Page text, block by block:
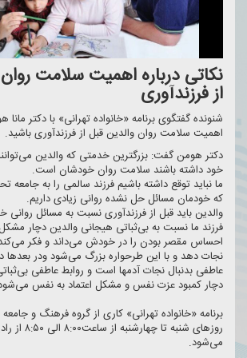
نكاتی درباره اهمیت سلامت
از فرزندآوری
شنونده گفتگوی برنامه «خانواده تهرانی» با دكتر
اهمیت سلامت روان والدین قبل از فرزند‌آوری باشید.
دكتر هومن گفت: بزرگترین خدمتی كه والدین
خود داشته باشند سلامت روان خودشان است.
ما نباید توقع داشته باشیم فرزند سالمی را به جامعه
كه خودمان مسائل حل نشده روانی زیادی داریم.
والدین باید قبل از فرزند‌آوری نسبت به مسائل روانی
فرزند ما نسبت به بی‌ثباتی هیجانی والدین دچار
احساس مقصر بودن را در خودش می‌داند و فكر می‌كند
نجات دهد و با این طرحواره بزرگ می‌شود ودر بعدها
عاطفی بدنبال نجات آدمها است و روابط عاطفی
دچار كمبود عزت نفس و مشكل اعتماد به نفس
برنامه «خانواده تهرانی» كاری از گروه فرهنگ و
روزهای شنبه
می‌شود.